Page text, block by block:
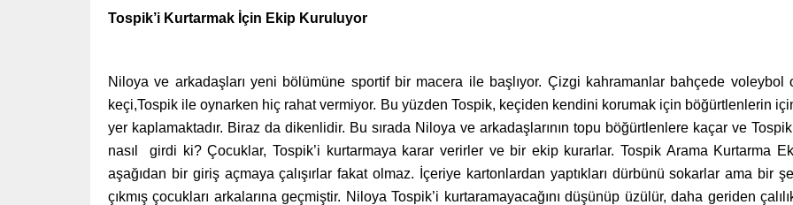
Tospik’i Kurtarmak İçin Ekip Kuruluyor
Niloya ve arkadaşları yeni bölümüne sportif bir macera ile başlıyor. Çizgi kahramanlar bahçede
keçi,Tospik ile oynarken hiç rahat vermiyor. Bu yüzden Tospik, keçiden kendini korumak için böğürtlenlerin
yer kaplamaktadır. Biraz da dikenlidir. Bu sırada Niloya ve arkadaşlarının topu böğürtlenlere kaçar ve
nasıl girdi ki? Çocuklar, Tospik’i kurtarmaya karar verirler ve bir ekip kurarlar. Tospik Arama Kurtarma
aşağıdan bir giriş açmaya çalışırlar fakat olmaz. İçeriye kartonlardan yaptıkları dürbünü sokarlar ama bir
çıkmış çocukları arkalarına geçmiştir. Niloya Tospik’i kurtaramayacağını düşünüp üzülür, daha geriden